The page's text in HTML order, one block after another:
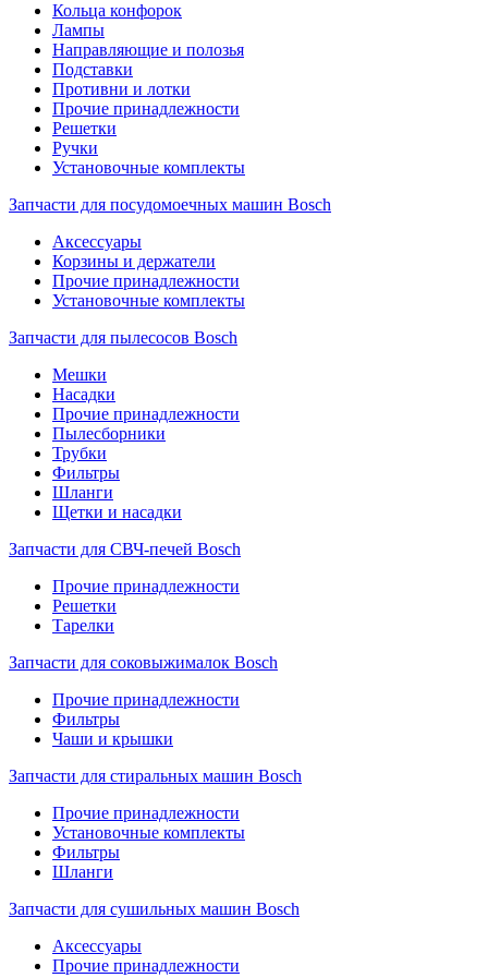
Кольца конфорок
Лампы
Направляющие и полозья
Подставки
Противни и лотки
Прочие принадлежности
Решетки
Ручки
Установочные комплекты
Запчасти для посудомоечных машин Bosch
Аксессуары
Корзины и держатели
Прочие принадлежности
Установочные комплекты
Запчасти для пылесосов Bosch
Мешки
Насадки
Прочие принадлежности
Пылесборники
Трубки
Фильтры
Шланги
Щетки и насадки
Запчасти для СВЧ-печей Bosch
Прочие принадлежности
Решетки
Тарелки
Запчасти для соковыжималок Bosch
Прочие принадлежности
Фильтры
Чаши и крышки
Запчасти для стиральных машин Bosch
Прочие принадлежности
Установочные комплекты
Фильтры
Шланги
Запчасти для сушильных машин Bosch
Аксессуары
Прочие принадлежности